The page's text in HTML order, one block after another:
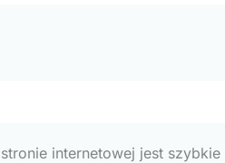
internetowej jest